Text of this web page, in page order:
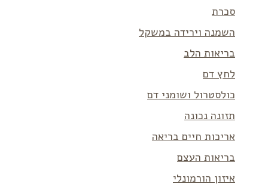
סכרת
השמנה וירידה במשקל
בריאות הלב
לחץ דם
כולסטרול ושומני דם
תזונה נכונה
אריכות חיים בריאה
בריאות העצם
איזון הורמונלי